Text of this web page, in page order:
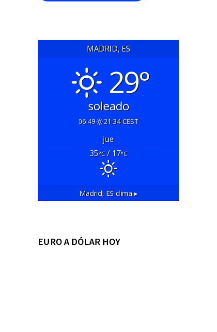
MADRID, ES
29°
soleado
06:49 21:34 CEST
jue
35°C/ 17°C
Madrid, ES clima ▸
EURO A DÓLAR HOY